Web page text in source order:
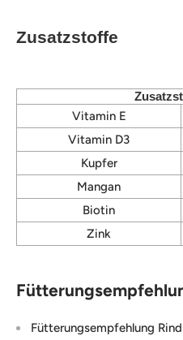
Zusatzstoffe
Vitamin E
Vitamin D3
Kupfer
Mangan
Biotin
Zink
Fütterungsempfehlung